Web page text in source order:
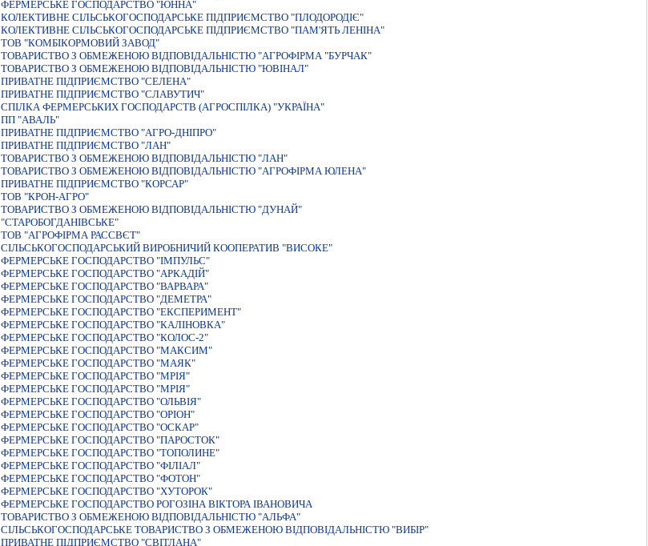
ФЕРМЕРСЬКЕ ГОСПОДАРСТВО "ЮННА"
КОЛЕКТИВНЕ СІЛЬСЬКОГОСПОДАРСЬКЕ ПІДПРИЄМСТВО "ПЛОДОРОДІЄ"
КОЛЕКТИВНЕ СІЛЬСЬКОГОСПОДАРСЬКЕ ПІДПРИЄМСТВО "ПАМ'ЯТЬ ЛЕНІНА"
ТОВ "КОМБІКОРМОВИЙ ЗАВОД"
ТОВАРИСТВО З ОБМЕЖЕНОЮ ВІДПОВІДАЛЬНІСТЮ "АГРОФІРМА "БУРЧАК"
ТОВАРИСТВО З ОБМЕЖЕНОЮ ВІДПОВІДАЛЬНІСТЮ "ЮВІНАЛ"
ПРИВАТНЕ ПIДПРИЄМСТВО "СЕЛЕНА"
ПРИВАТНЕ ПIДПРИЄМСТВО "СЛАВУТИЧ"
СПIЛКА ФЕРМЕРСЬКИХ ГОСПОДАРСТВ (АГРОСПIЛКА) "УКРАЇНА"
ПП "АВАЛЬ"
ПРИВАТНЕ ПIДПРИЄМСТВО "АГРО-ДНIПРО"
ПРИВАТНЕ ПIДПРИЄМСТВО "ЛАН"
ТОВАРИСТВО З ОБМЕЖЕНОЮ ВІДПОВІДАЛЬНІСТЮ "ЛАН"
ТОВАРИСТВО З ОБМЕЖЕНОЮ ВIДПОВIДАЛЬНIСТЮ "АГРОФIРМА ЮЛЕНА"
ПРИВАТНЕ ПIДПРИЄМСТВО "КОРСАР"
ТОВ "КРОН-АГРО"
ТОВАРИСТВО З ОБМЕЖЕНОЮ ВIДПОВIДАЛЬНIСТЮ "ДУНАЙ"
"СТАРОБОГДАНIВСЬКЕ"
ТОВ "АГРОФІРМА РАССВЄТ"
СIЛЬСЬКОГОСПОДАРСЬКИЙ ВИРОБНИЧИЙ КООПЕРАТИВ "ВИСОКЕ"
ФЕРМЕРСЬКЕ ГОСПОДАРСТВО "IМПУЛЬС"
ФЕРМЕРСЬКЕ ГОСПОДАРСТВО "АРКАДIЙ"
ФЕРМЕРСЬКЕ ГОСПОДАРСТВО "ВАРВАРА"
ФЕРМЕРСЬКЕ ГОСПОДАРСТВО "ДЕМЕТРА"
ФЕРМЕРСЬКЕ ГОСПОДАРСТВО "ЕКСПЕРИМЕНТ"
ФЕРМЕРСЬКЕ ГОСПОДАРСТВО "КАЛIНОВКА"
ФЕРМЕРСЬКЕ ГОСПОДАРСТВО "КОЛОС-2"
ФЕРМЕРСЬКЕ ГОСПОДАРСТВО "МАКСИМ"
ФЕРМЕРСЬКЕ ГОСПОДАРСТВО "МАЯК"
ФЕРМЕРСЬКЕ ГОСПОДАРСТВО "МРIЯ"
ФЕРМЕРСЬКЕ ГОСПОДАРСТВО "МРІЯ"
ФЕРМЕРСЬКЕ ГОСПОДАРСТВО "ОЛЬВIЯ"
ФЕРМЕРСЬКЕ ГОСПОДАРСТВО "ОРIОН"
ФЕРМЕРСЬКЕ ГОСПОДАРСТВО "ОСКАР"
ФЕРМЕРСЬКЕ ГОСПОДАРСТВО "ПАРОСТОК"
ФЕРМЕРСЬКЕ ГОСПОДАРСТВО "ТОПОЛИНЕ"
ФЕРМЕРСЬКЕ ГОСПОДАРСТВО "ФІЛІАЛ"
ФЕРМЕРСЬКЕ ГОСПОДАРСТВО "ФОТОН"
ФЕРМЕРСЬКЕ ГОСПОДАРСТВО "ХУТОРОК"
ФЕРМЕРСЬКЕ ГОСПОДАРСТВО РОГОЗIНА ВIКТОРА IВАНОВИЧА
ТОВАРИСТВО З ОБМЕЖЕНОЮ ВІДПОВІДАЛЬНІСТЮ "АЛЬФА"
СІЛЬСЬКОГОСПОДАРСЬКЕ ТОВАРИСТВО З ОБМЕЖЕНОЮ ВІДПОВІДАЛЬНІСТЮ "ВИБІР"
ПРИВАТНЕ ПIДПРИЄМСТВО "СВIТЛАНА"